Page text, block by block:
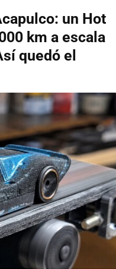
un Hot
km a escala
quedó el